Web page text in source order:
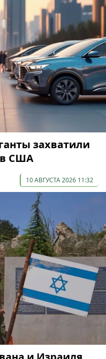
захватили
в США
10 АВГУСТА 2026 11:32